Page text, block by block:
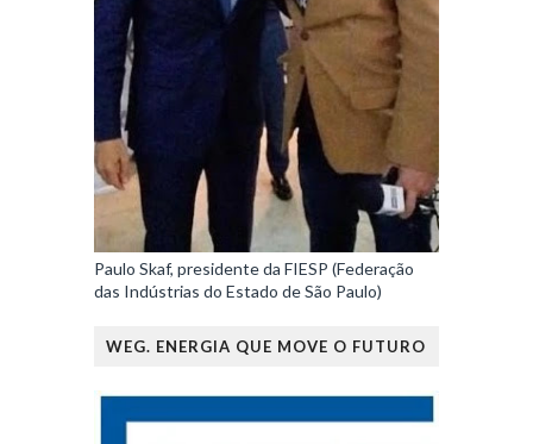
Paulo Skaf, presidente da FIESP (Federação
das Indústrias do Estado de São Paulo)
WEG. ENERGIA QUE MOVE O FUTURO